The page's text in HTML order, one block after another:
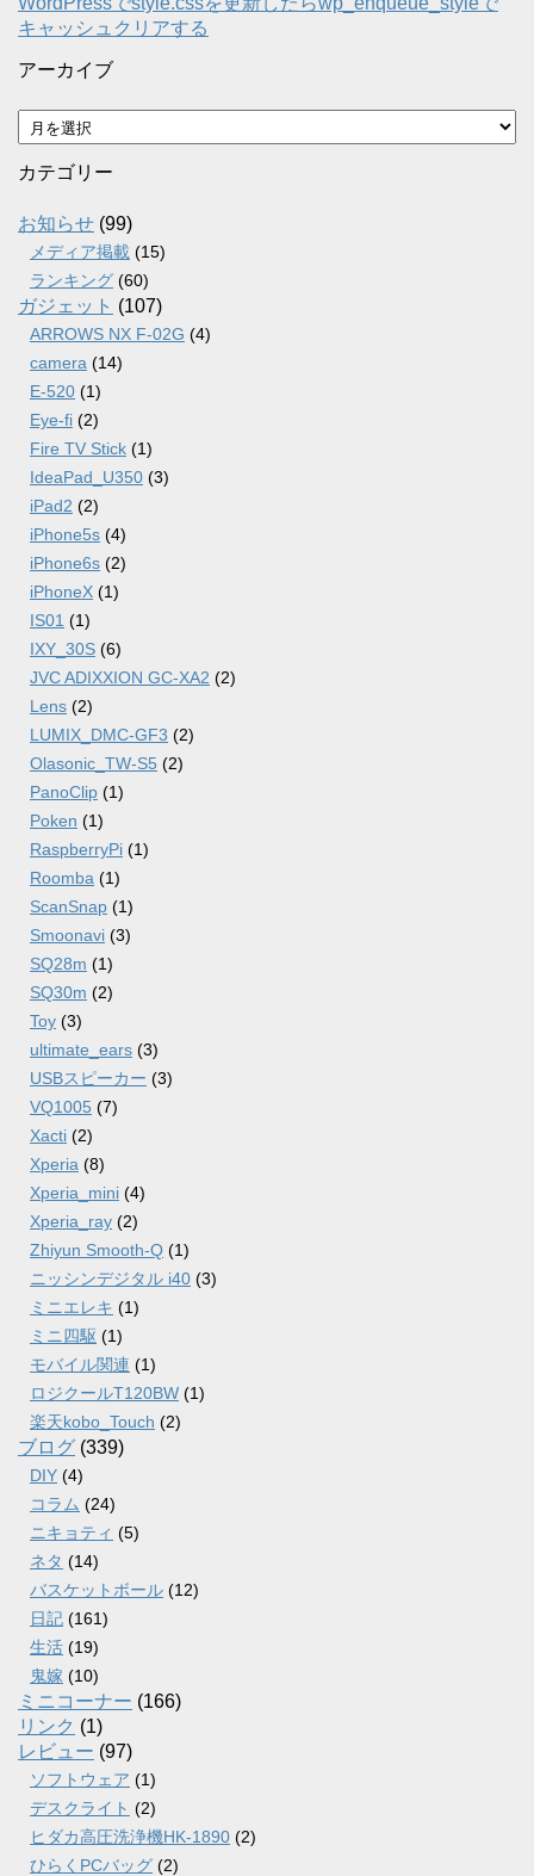
キャッシュクリアする
アーカイブ
ア
ー
カ
ブ
カテゴリー
お知らせ (99)
メディア掲載 (15)
ランキング (60)
ガジェット (107)
ARROWS NX F-02G (4)
camera (14)
E-520 (1)
Eye-fi (2)
Fire TV Stick (1)
IdeaPad_U350 (3)
iPad2 (2)
iPhone5s (4)
iPhone6s (2)
iPhoneX (1)
IS01 (1)
IXY_30S (6)
JVC ADIXXION GC-XA2 (2)
Lens (2)
LUMIX_DMC-GF3 (2)
Olasonic_TW-S5 (2)
PanoClip (1)
Poken (1)
RaspberryPi (1)
Roomba (1)
ScanSnap (1)
Smoonavi (3)
SQ28m (1)
SQ30m (2)
Toy (3)
ultimate_ears (3)
USBスピーカー (3)
VQ1005 (7)
Xacti (2)
Xperia (8)
Xperia_mini (4)
Xperia_ray (2)
Zhiyun Smooth-Q (1)
ニッシンデジタル i40 (3)
ミニエレキ (1)
ミニ四駆 (1)
モバイル関連 (1)
ロジクールT120BW (1)
楽天kobo_Touch (2)
ブログ (339)
DIY (4)
コラム (24)
ニキョティ (5)
ネタ (14)
バスケットボール (12)
日記 (161)
生活 (19)
鬼嫁 (10)
ミニコーナー (166)
リンク (1)
レビュー (97)
ソフトウェア (1)
デスクライト (2)
ヒダカ高圧洗浄機HK-1890 (2)
ひらくPCバッグ (2)